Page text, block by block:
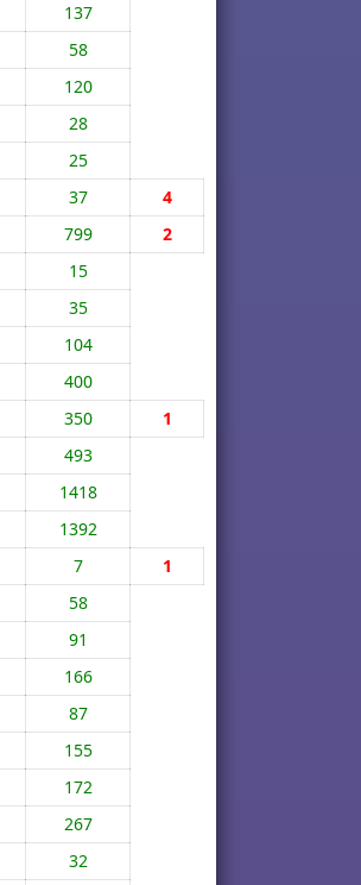
137
58
120
28
25
37
4
799
2
15
35
104
400
350
1
493
1418
1392
7
1
58
91
166
87
155
172
267
32